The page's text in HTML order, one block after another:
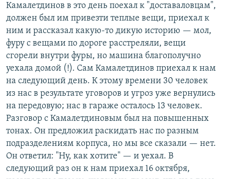
Камалетдинов в это день поехал к "доставаловцам",
должен был им привезти теплые вещи, приехал к
ним и рассказал какую-то дикую историю — мол,
фуру с вещами по дороге расстреляли, вещи
сгорели внутри фуры, но машина благополучно
уехала домой (!). Сам Камалетдинов приехал к нам
на следующий день. К этому времени 30 человек
из нас в результате уговоров и угроз уже вернулись
на передовую; нас в гараже осталось 13 человек.
Разговор с Камалетдиновым был на повышенных
тонах. Он предложил раскидать нас по разным
подразделениям корпуса, но мы все сказали — нет.
Он ответил: "Ну, как хотите" — и уехал. В
следующий раз он к нам приехал 16 октября,